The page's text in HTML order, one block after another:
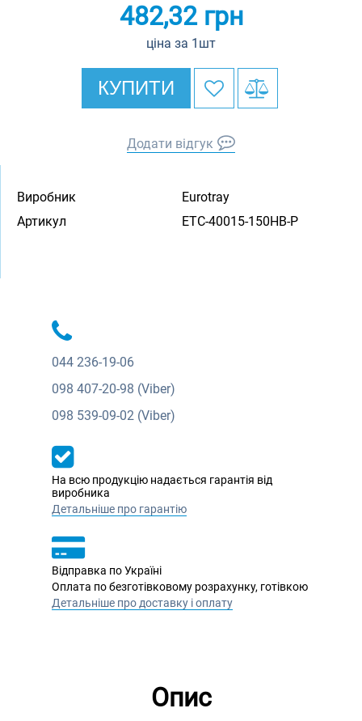
482,32грн
ціна за 1шт
КУПИТИ
Додати відгук
Виробник
Eurotray
Артикул
ETC-40015-150HB-P
044 236-19-06
098 407-20-98 (Viber)
098 539-09-02 (Viber)
На всю продукцію надається гарантія від
виробника
Детальніше про гарантію
Відправка по Україні
Оплата по безготівковому розрахунку, готівкою
Детальніше про доставку і оплату
Опис